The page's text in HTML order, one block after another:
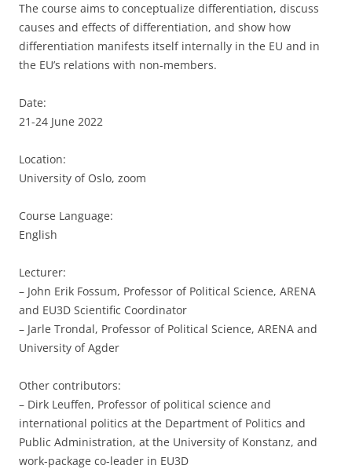
The course aims to conceptualize differentiation, discuss
causes and effects of differentiation, and show how
differentiation manifests itself internally in the EU and in
the EU’s relations with non-members.
Date:
21-24 June 2022
Location:
University of Oslo, zoom
Course Language:
English
Lecturer:
– John Erik Fossum, Professor of Political Science, ARENA
and EU3D Scientific Coordinator
– Jarle Trondal, Professor of Political Science, ARENA and
University of Agder
Other contributors:
– Dirk Leuffen, Professor of political science and
international politics at the Department of Politics and
Public Administration, at the University of Konstanz, and
work-package co-leader in EU3D